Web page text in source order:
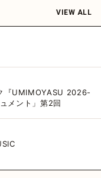
VIEW ALL
『UMIMOYASU 2026-
メント」第2回